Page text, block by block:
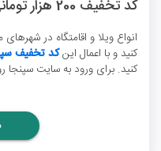
کد تخفیف 200 هزار تومانی سپنجا
انواع ویلا و اقامتگاه در
کنید و با اعمال اینکد تخفیف
کنید. برای ورود به سایت سپنجا